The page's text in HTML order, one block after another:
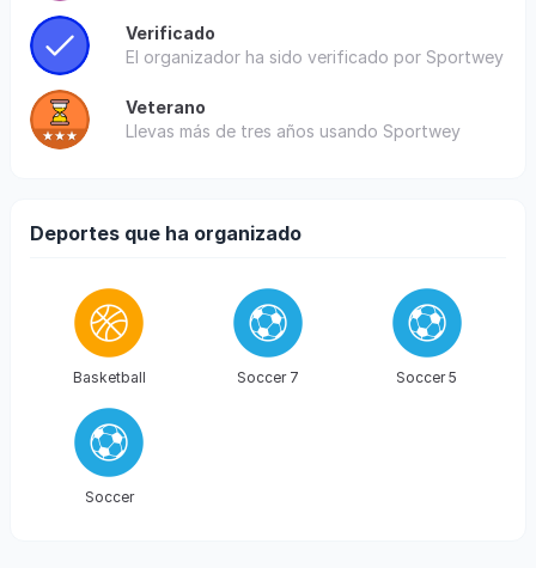
Verificado
El organizador ha sido verificado por Sportwey
Veterano
Llevas más de tres años usando Sportwey
Deportes que ha organizado
Basketball Soccer 7 Soccer 5
Soccer